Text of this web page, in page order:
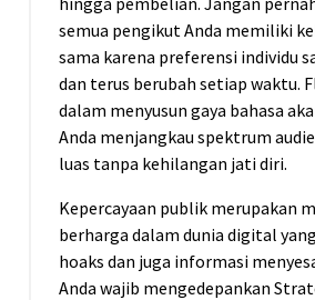
semua pengikut Anda memiliki
sama karena preferensi individu
dan terus berubah setiap waktu.
dalam menyusun gaya bahasa
Anda menjangkau spektrum
luas tanpa kehilangan jati diri.
Kepercayaan publik merupakan
berharga dalam dunia digital
hoaks dan juga informasi
Anda wajib mengedepankan